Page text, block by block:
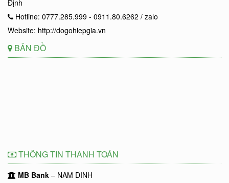
Định
Hotline: 0777.285.999 - 0911.80.6262 / zalo
Website: http://dogohiepgia.vn
BẢN ĐỒ
THÔNG TIN THANH TOÁN
MB Bank – NAM DINH